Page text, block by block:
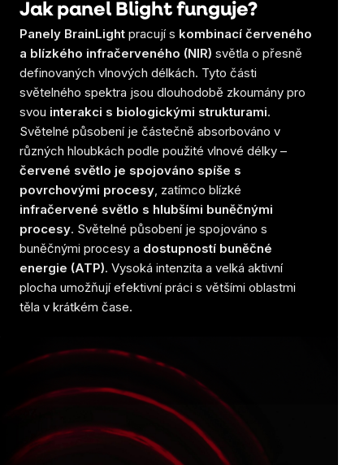
Jak panel Blight funguje?
Panely BrainLight pracují s kombinací červeného
a blízkého infračerveného (NIR) světla o přesně
definovaných vlnových délkách. Tyto části
světelného spektra jsou dlouhodobě zkoumány pro
svou interakci s biologickými strukturami.
Světelné působení je částečně absorbováno v
různých hloubkách podle použité vlnové délky –
červené světlo je spojováno spíše s
povrchovými procesy, zatímco blízké
infračervené světlo s hlubšími buněčnými
procesy. Světelné působení je spojováno s
buněčnými procesy a dostupností buněčné
energie (ATP). Vysoká intenzita a velká aktivní
plocha umožňují efektivní práci s většími oblastmi
těla v krátkém čase.